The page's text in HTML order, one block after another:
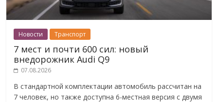
Новости Транспорт
7 мест и почти 600 сил: новый
внедорожник Audi Q9
07.08.2026
В стандартной комплектации автомобиль рассчитан на
7 человек, но также доступна 6-местная версия с двумя